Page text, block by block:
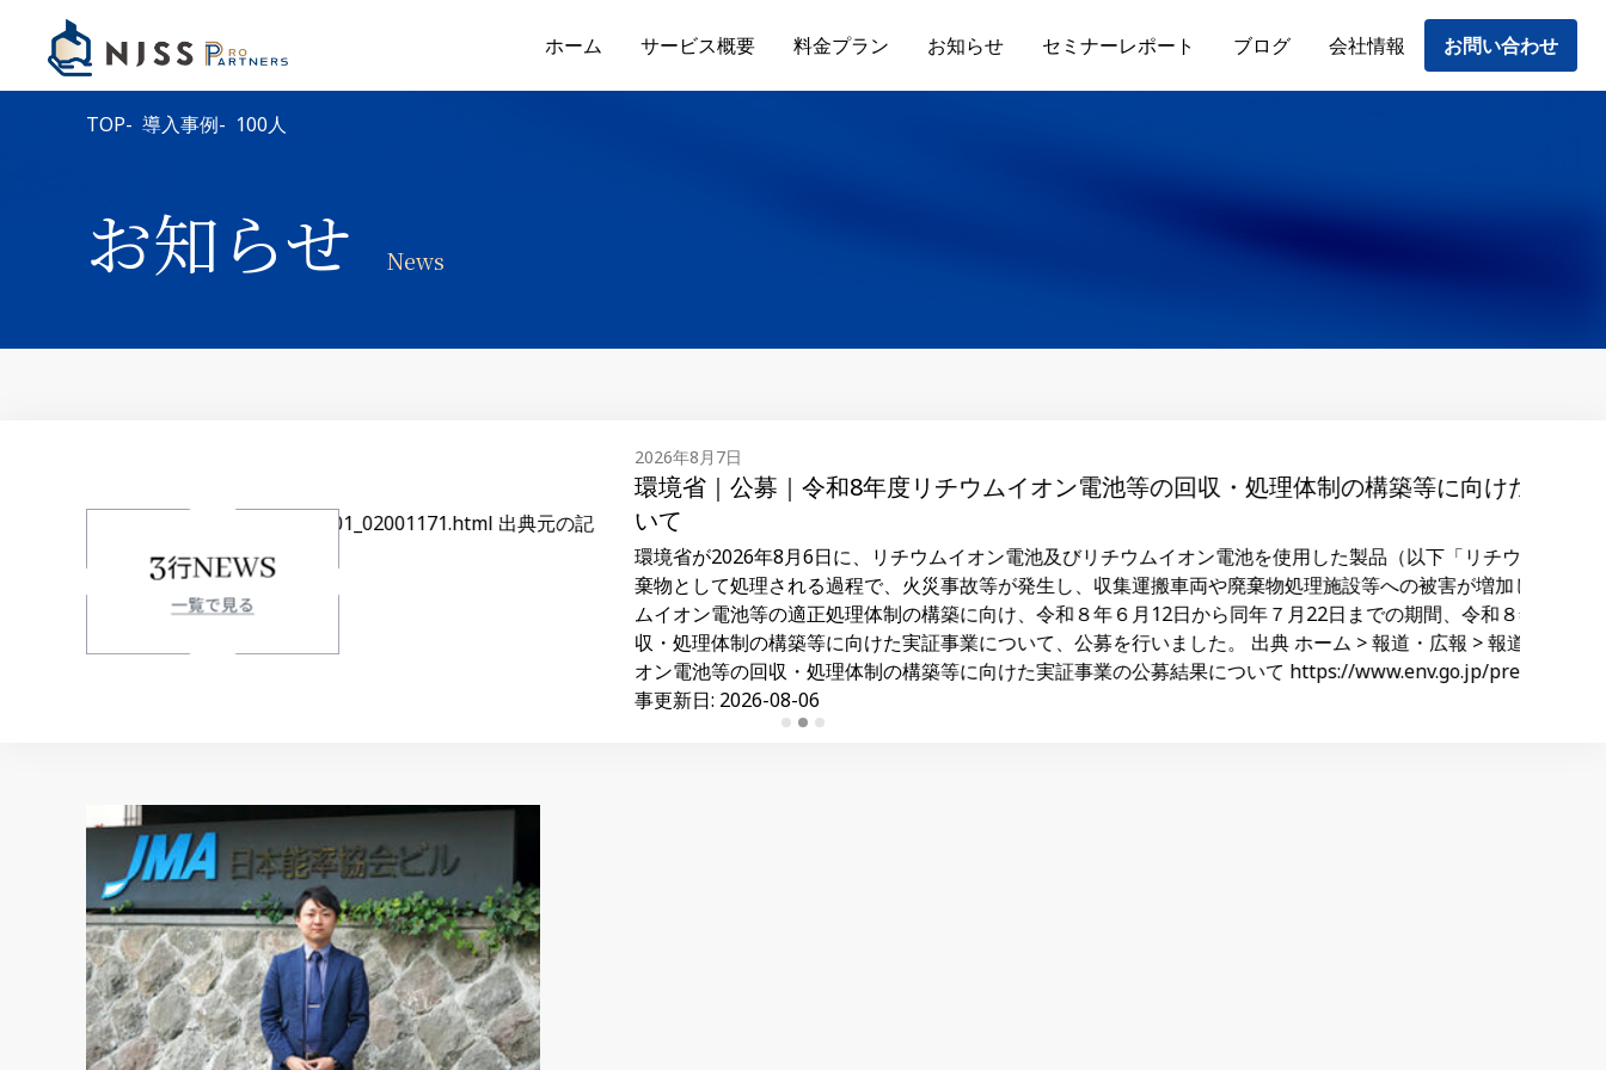
ホーム サービス概要 料金プラン お知らせ セミナーレポート ブログ 会社情報 お問い合わせ
TOP 導入事例 100人
お知らせ News
出典元の記
環境省｜公募｜令和8年度リチウムイオン電池等の回収・処理体制の構築等に向けた実証事業の公募結果につ
いて
環境省が2026年8月6日に、リチウムイオン電池及びリチウムイオン電池を使用した製品（以下「リチウムイオン電池等」という。）が廃
棄物として処理される過程で、火災事故等が発生し、収集運搬車両や廃棄物処理施設等への被害が増加していること等を踏まえ、リチウ
ムイオン電池等の適正処理体制の構築に向け、令和８年６月12日から同年７月22日までの期間、令和８年度リチウムイオン電池等の回
収・処理体制の構築等に向けた実証事業について、公募を行いました。 出典 ホーム > 報道・広報 > 報道発表一覧 > 令和8年度リチウムイ
オン電池等の回収・処理体制の構築等に向けた実証事業の公募結果について https://www.env.go.jp/press/press_05415.html 出典元の記